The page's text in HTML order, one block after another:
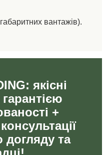
вантажів).
якісні
+
догляду та